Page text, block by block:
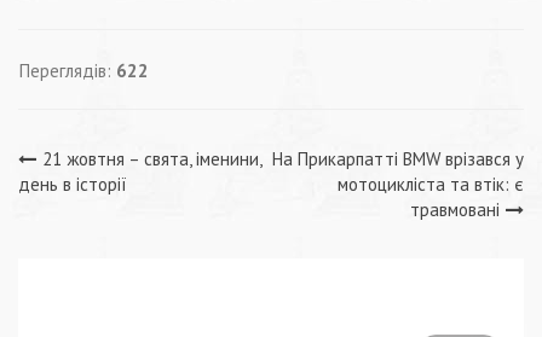
Переглядів: 622
Навігація
21 жовтня – свята, іменини,
день в історії
На Прикарпатті BMW врізався у
мотоцикліста та втік: є
травмовані